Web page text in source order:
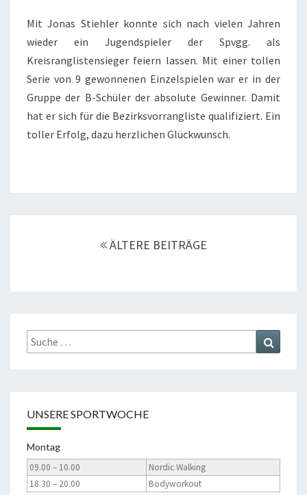
B-
SCHÜLER
Mit Jonas Stiehler konnte sich nach vielen Jahren
wieder ein Jugendspieler der Spvgg. als
Kreisranglistensieger feiern lassen. Mit einer tollen
Serie von 9 gewonnenen Einzelspielen war er in der
Gruppe der B-Schüler der absolute Gewinner. Damit
hat er sich für die Bezirksvorrangliste qualifiziert. Ein
toller Erfolg, dazu herzlichen Glückwunsch.
ÄLTERE BEITRÄGE
Suche
nach:
UNSERE SPORTWOCHE
Montag
09.00 – 10.00
Nordic Walking
18.30 – 20.00
Bodyworkout